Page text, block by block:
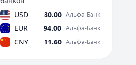
USD
80.00 Альфа-Банк
EUR 94.00 Альфа-Банк
CNY 11.60 Альфа-Банк